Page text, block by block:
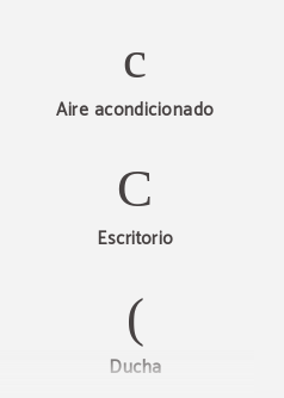
Aire acondicionado
Escritorio
Ducha